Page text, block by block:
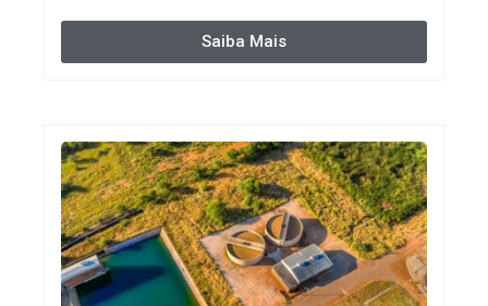
tratamento de esgoto contribui diretamente para a
prevenção de doenças. Além disso, melhora as
Saiba Mais